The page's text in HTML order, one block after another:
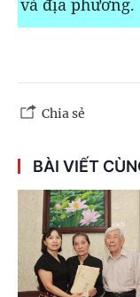
Chia sẻ
BÀI VIẾT